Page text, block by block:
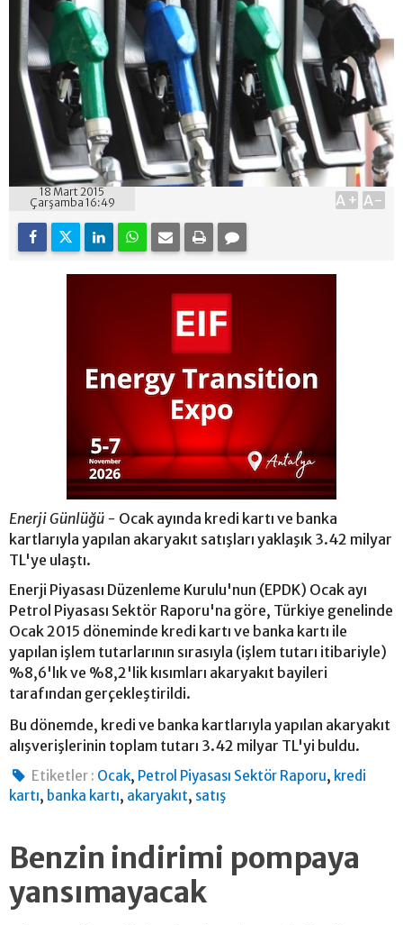
18 Mart 2015
Çarşamba 16:49
A+ A-
Enerji Günlüğü - Ocak ayında kredi kartı ve banka
kartlarıyla yapılan akaryakıt satışları yaklaşık 3.42 milyar
TL'ye ulaştı.
Enerji Piyasası Düzenleme Kurulu'nun (EPDK) Ocak ayı
Petrol Piyasası Sektör Raporu'na göre, Türkiye genelinde
Ocak 2015 döneminde kredi kartı ve banka kartı ile
yapılan işlem tutarlarının sırasıyla (işlem tutarı itibariyle)
%8,6'lık ve %8,2'lik kısımları akaryakıt bayileri
tarafından gerçekleştirildi.
Bu dönemde, kredi ve banka kartlarıyla yapılan akaryakıt
alışverişlerinin toplam tutarı 3.42 milyar TL'yi buldu.
Etiketler : Ocak, Petrol Piyasası Sektör Raporu, kredi
kartı, banka kartı, akaryakıt, satış
Benzin indirimi pompaya
yansımayacak